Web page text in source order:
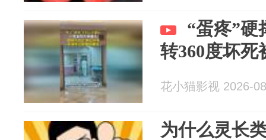
“蛋疼”硬
转360度坏死
花小猫影视 2026-
为什么灵长